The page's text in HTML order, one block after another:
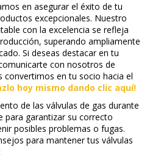
en asegurar el éxito de tu
excepcionales. Nuestro
con la excelencia se refleja
superando ampliamente
Si deseas destacar en tu
con nosotros de
en tu socio hacia el
hoy mismo dando clic aquí!
de las válvulas de gas durante
para garantizar su correcto
posibles problemas o fugas.
para mantener tus válvulas